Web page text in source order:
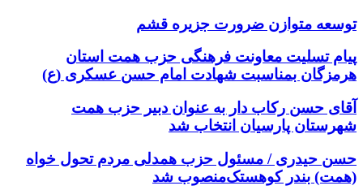
توسعه متوازن ضرورت جزیره قشم
پیام تسلیت معاونت فرهنگی حزب همت استان
هرمزگان بمناسبت شهادت امام حسن عسکری (ع)
آقای حسن رکاب دار به عنوان دبیر حزب همت
شهرستان پارسیان انتخاب شد
حسن حیدری / مسئول حزب همدلی مردم تحول خواه
(همت) بندر کوهستک‌منصوب شد